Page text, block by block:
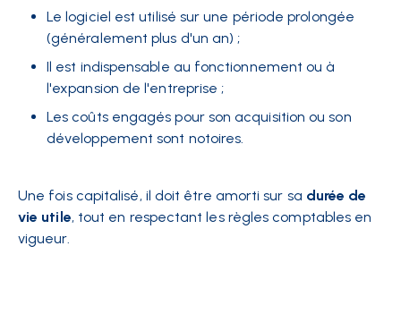
Le logiciel est utilisé sur une période prolongée
(généralement plus d'un an) ;
Il est indispensable au fonctionnement ou à
l'expansion de l'entreprise ;
Les coûts engagés pour son acquisition ou son
développement sont notoires.
Une fois capitalisé, il doit être amorti sur sa durée de
vie utile, tout en respectant les règles comptables en
vigueur.